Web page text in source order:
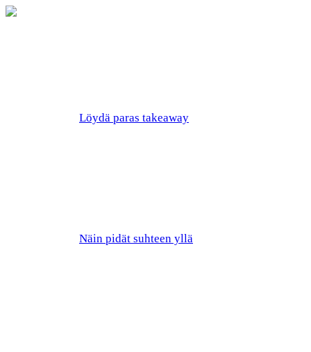
Löydä paras takeaway
Näin pidät suhteen yllä